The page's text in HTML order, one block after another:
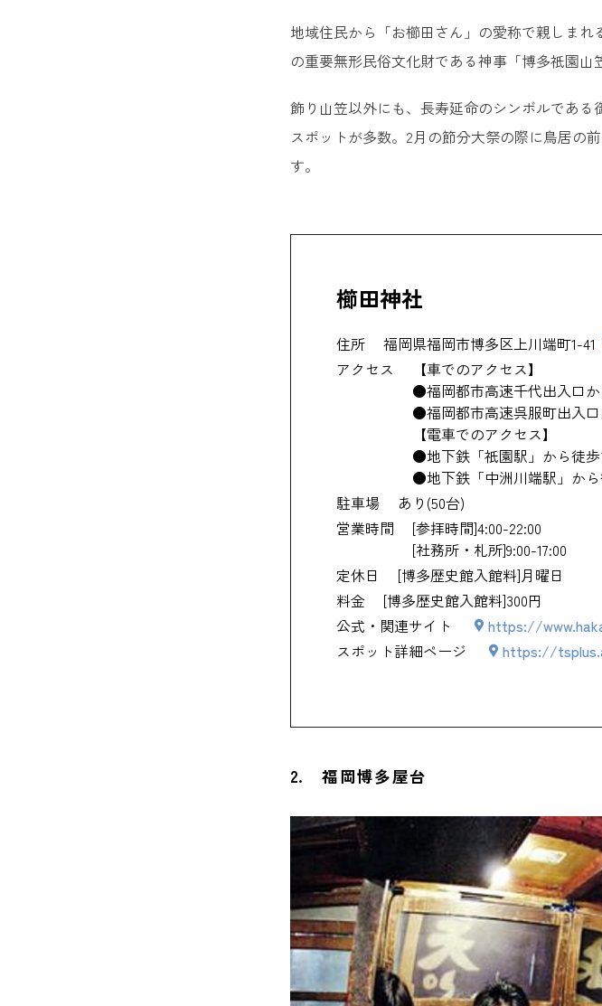
21. のこのしまアイランドパーク
22. 国営 海の中道海浜公園
23. 福岡アンパンマンこどもミュージア
地域住民から「お櫛田さん」の愛称で親しま
の重要無形民俗文化財である神事「博多祇園山
飾り山笠以外にも、長寿延命のシンボルであ
スポットが多数。2月の節分大祭の際に鳥居の
す。
櫛田神社
住所 福岡県福岡市博多区上川端町1-41
アクセス
【車でのアクセス】
●福岡都市高速千代出入口
●福岡都市高速呉服町出入
【電車でのアクセス】
●地下鉄「祇園駅」から徒
●地下鉄「中洲川端駅」か
駐車場
あり(50台)
営業時間
[参拝時間]4:00-22:00
[社務所・札所]9:00-17:00
定休日
[博多歴史館入館料]月曜日
料金
[博多歴史館入館料]300円
公式・関連サイト
https://
スポット詳細ページ
https://
2. 福岡博多屋台